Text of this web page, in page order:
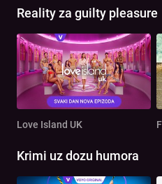
Reality za guilty pleasure
Love Island UK
Krimi uz dozu humora